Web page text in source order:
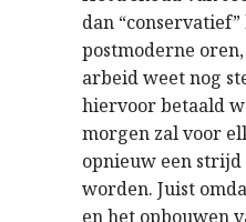
dan
postmoderne
arbeid weet nog
hiervoor betaald
morgen zal voor
opnieuw een
worden. Juist
en het opbouwen